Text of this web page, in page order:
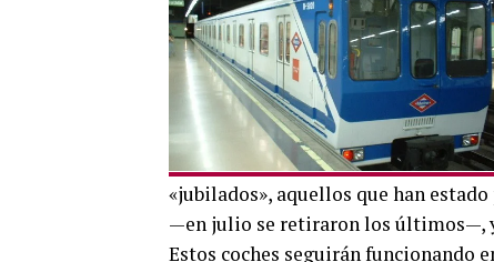
«jubilados», aquellos que han
—en julio se retiraron los últimos—,
Estos coches seguirán funcionando